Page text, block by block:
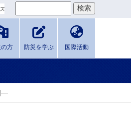
方 防災を学ぶ 国際活動
―